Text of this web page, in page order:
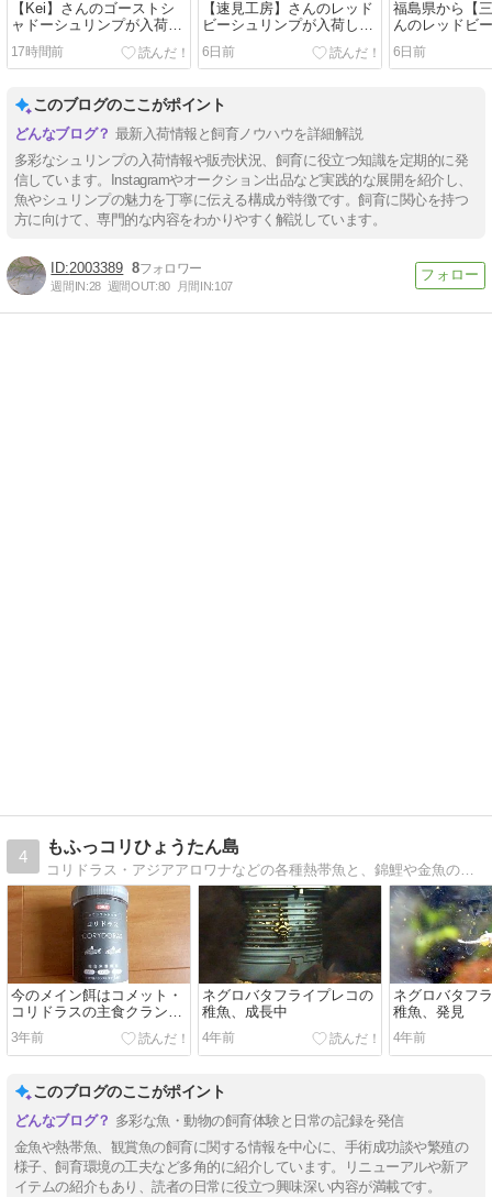
【Kei】さんのゴーストシ
ャドーシュリンプが入荷し
ました 2026.8.3
17時間前
【速見工房】さんのレッド
ビーシュリンプが入荷しま
した 2027.7.29
6日前
福島県から【
んのレッドビ
が届きました
6日前
このブログのここがポイント
最新入荷情報と飼育ノウハウを詳細解説
多彩なシュリンプの入荷情報や販売状況、飼育に役立つ知識を定期的に発
信しています。Instagramやオークション出品など実践的な展開を紹介し、
魚やシュリンプの魅力を丁寧に伝える構成が特徴です。飼育に関心を持つ
方に向けて、専門的な内容をわかりやすく解説しています。
2003389 8
週間IN:28 週間OUT:80 月間IN:107
4
もふっコリひょうたん島
コリドラス・アジアアロワナなどの各種熱帯魚と、錦鯉や金魚の飼育ブログ。
今のメイン餌はコメット・
コリドラスの主食クランブ
ルタイプ
3年前
ネグロバタフライプレコの
稚魚、成長中
4年前
ネグロバタフ
稚魚、発見
4年前
このブログのここがポイント
多彩な魚・動物の飼育体験と日常の記録を発信
金魚や熱帯魚、観賞魚の飼育に関する情報を中心に、手術成功談や繁殖の
様子、飼育環境の工夫など多角的に紹介しています。リニューアルや新ア
イテムの紹介もあり、読者の日常に役立つ興味深い内容が満載です。